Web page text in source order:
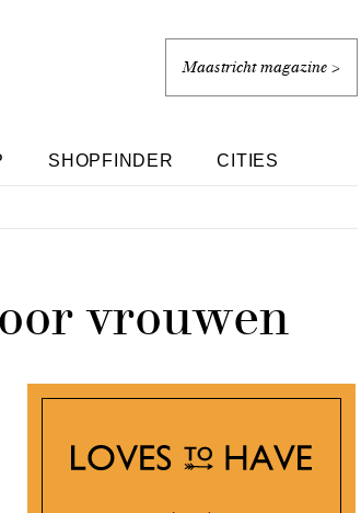
Maastricht magazine >
SHOPFINDER CITIES
vrouwen